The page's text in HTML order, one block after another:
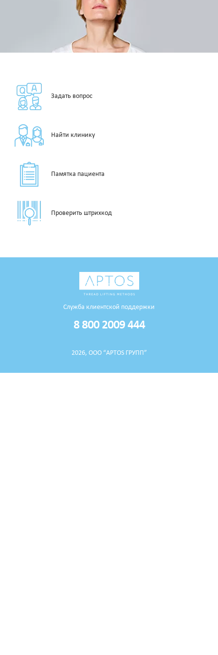
Задать вопрос
Найти клинику
Памятка пациента
Проверить штрихкод
Служба клиентской поддержки
8 800 2009 444
2026, ООО “APTOS ГРУПП”